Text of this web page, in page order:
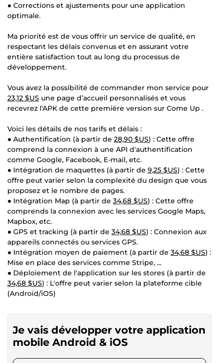
● Corrections et ajustements pour une application
optimale.
Ma priorité est de vous offrir un service de qualité, en
respectant les délais convenus et en assurant votre
entière satisfaction tout au long du processus de
développement.
Vous avez la possibilité de commander mon service pour
23,12 $US une page d’accueil personnalisés et vous
recevrez l'APK de cette première version sur Come Up .
Voici les détails de nos tarifs et délais :
● Authentification (à partir de 28,90 $US) : Cette offre
comprend la connexion à une API d'authentification
comme Google, Facebook, E-mail, etc.
● Intégration de maquettes (à partir de 9,25 $US) : Cette
offre peut varier selon la complexité du design que vous
proposez et le nombre de pages.
● Intégration Map (à partir de 34,68 $US) : Cette offre
comprends la connexion avec les services Google Maps,
Mapbox, etc.
● GPS et tracking (à partir de 34,68 $US) : Connexion aux
appareils connectés ou services GPS.
● Intégration moyen de paiement (à partir de 34,68 $US) :
Mise en place des services comme Stripe, ...
● Déploiement de l'application sur les stores (à partir de
34,68 $US) : L'offre peut varier selon la plateforme cible
(Android/iOS)
Je vais développer votre application
mobile Android & iOS